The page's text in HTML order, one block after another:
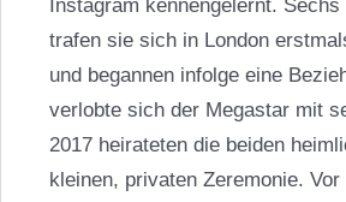
Instagram kennengelernt.
trafen sie sich in London
und begannen infolge eine
verlobte sich der Megastar mit
2017 heirateten die beiden
kleinen, privaten Zeremonie. Vor